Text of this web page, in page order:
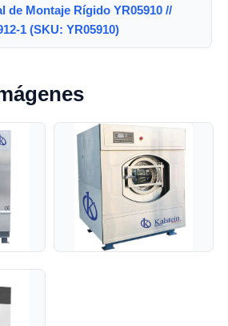
de Montaje Rígido YR05910 //
1 (SKU: YR05910)